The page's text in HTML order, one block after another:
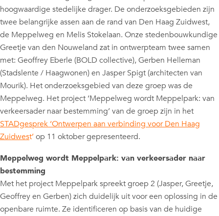
hoogwaardige stedelijke drager. De onderzoeksgebieden zijn
twee belangrijke assen aan de rand van Den Haag Zuidwest,
de Meppelweg en Melis Stokelaan. Onze stedenbouwkundige
Greetje van den Nouweland zat in ontwerpteam twee samen
met: Geoffrey Eberle (BOLD collective), Gerben Helleman
(Stadslente / Haagwonen) en Jasper Spigt (architecten van
Mourik). Het onderzoeksgebied van deze groep was de
Meppelweg. Het project ‘Meppelweg wordt Meppelpark: van
verkeersader naar bestemming’ van de groep zijn in het
STADgesprek ‘Ontwerpen aan verbinding voor Den Haag
Zuidwest’op 11 oktober gepresenteerd.
Meppelweg wordt Meppelpark: van verkeersader naar
bestemming
Met het project Meppelpark spreekt groep 2 (Jasper, Greetje,
Geoffrey en Gerben) zich duidelijk uit voor een oplossing in de
openbare ruimte. Ze identificeren op basis van de huidige